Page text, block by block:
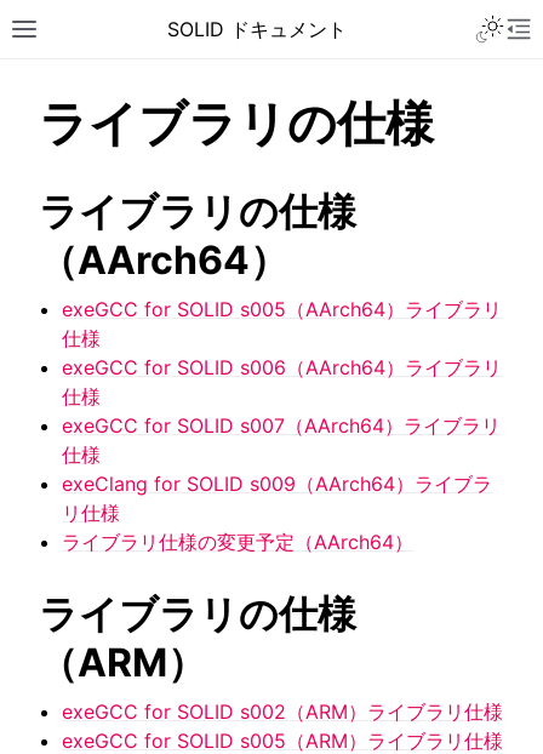
Toggle site navigation sidebar
SOLID ドキュメント
navigation of チュートリアル
navigation of ユーザーガイド
navigation of SOLID-OS
navigation of SOLID-IDE
navigation of SOLID ツールチェーン
navigation of ライブラリの仕様
ライブラリの仕様
ライブラリの仕様
（AArch64）
exeGCC for SOLID s005（AArch64）ライブラリ
仕様
exeGCC for SOLID s006（AArch64）ライブラリ
仕様
exeGCC for SOLID s007（AArch64）ライブラリ
仕様
exeClang for SOLID s009（AArch64）ライブラ
リ仕様
ライブラリ仕様の変更予定（AArch64）
ライブラリの仕様
（ARM）
exeGCC for SOLID s002（ARM）ライブラリ仕様
exeGCC for SOLID s005（ARM）ライブラリ仕様